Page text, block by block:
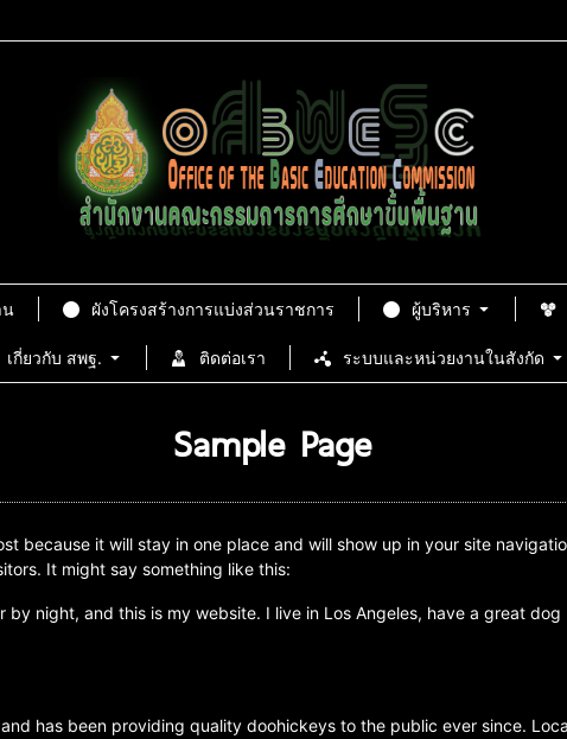
น ผังโครงสร้างการแบ่งส่วนราชการ ผู้บริหาร
เกี่ยวกับ สพฐ. ติดต่อเรา ระบบและหน่วยงานในสังกัด
Sample Page
because it will stay in one place and will show up in your site
It might say something like this:
by night, and this is my website. I live in Los Angeles, have a great
has been providing quality doohickeys to the public ever since.